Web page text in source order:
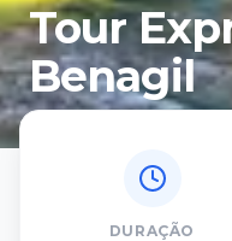
Tour
Benagil
DURAÇÃO